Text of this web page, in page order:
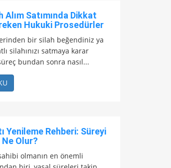
Alım Satımında Dikkat
Hukuki Prosedürler
bir silah beğendiniz ya
silahınızı satmaya karar
bundan sonra nasıl...
Yenileme Rehberi: Süreyi
Olur?
olmanın en önemli